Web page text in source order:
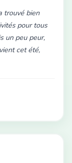
trouvé bien
pour tous
un peu peur,
cet été,